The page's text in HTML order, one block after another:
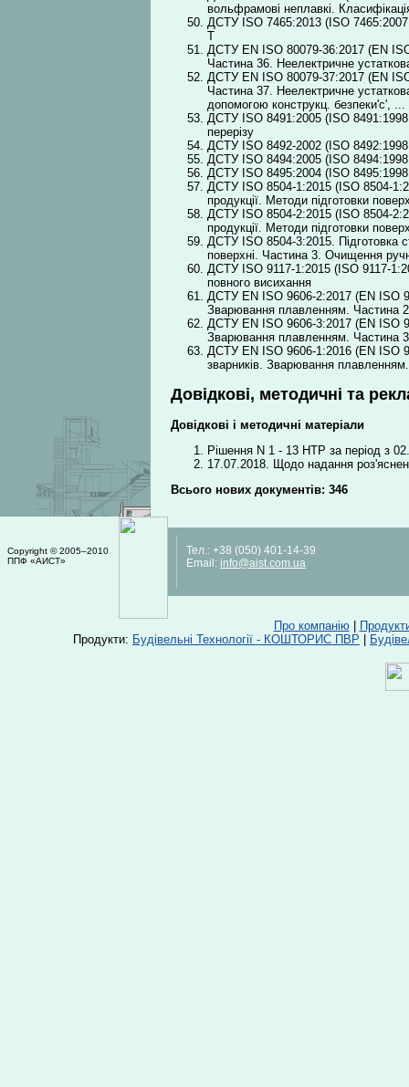
вольфрамові неплавкі.
ДСТУ ISO 7465:2013 (ІSO
Т
ДСТУ EN ISO 80079-36:2017 (EN
Частина 36. Неелектричне
ДСТУ EN ISO 80079-37:2017 (EN
Частина 37. Неелектричне
допомогою конструкц. безпеки'с', ...
ДСТУ ISO 8491:2005 (ISO
перерізу
ДСТУ ISO 8492-2002 (ІSO
ДСТУ ISO 8494:2005 (ІSO
ДСТУ ISO 8495:2004 (ІSO
ДСТУ ISO 8504-1:2015 (ІSO 8504-
продукції. Методи підготовки
ДСТУ ISO 8504-2:2015 (ІSO 8504-
продукції. Методи підготовки
ДСТУ ISO 8504-3:2015. Підготовка
поверхні. Частина 3. Очищення
ДСТУ ISO 9117-1:2015 (ІSO 9117-
повного висихання
ДСТУ EN ISO 9606-2:2017 (EN ISO
Зварювання плавленням. Частина
ДСТУ EN ISO 9606-3:2017 (EN ISO
Зварювання плавленням. Частина
ДСТУ EN ISO 9606-1:2016 (EN ISO
зварників. Зварювання
Довідкові, методичні та
Довідкові і методичні матеріали
Рішення N 1 - 13 НТР за період з
17.07.2018. Щодо надання
Всього нових документів: 346
Copyright © 2005–2010
ППФ «АИСТ»
Тел.: +38 (050) 401-14-39
Email: info@aist.com.ua
Про компанію|
Продукти: Будівельні Технології - КОШТОРИС ПВР